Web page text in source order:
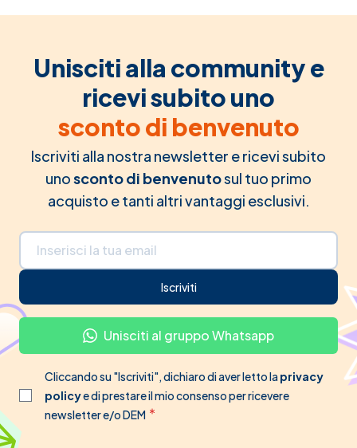
Unisciti alla community e
ricevi subito uno
sconto di benvenuto
Iscriviti alla nostra newsletter e ricevi subito
unosconto di benvenutosul tuo primo
acquisto e tanti altri vantaggi esclusivi.
Indirizzo email
Iscriviti
Unisciti al gruppo Whatsapp
Cliccando su "Iscriviti", dichiaro di aver letto laprivacy
policye di prestare il mio consenso per ricevere
newsletter e/o DEM